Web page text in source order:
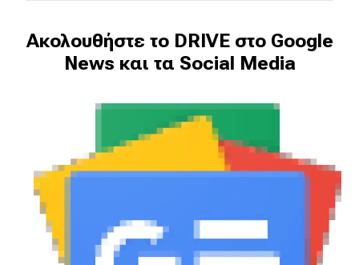
Ακολουθήστε το DRIVE στο Google
News και τα Social Media